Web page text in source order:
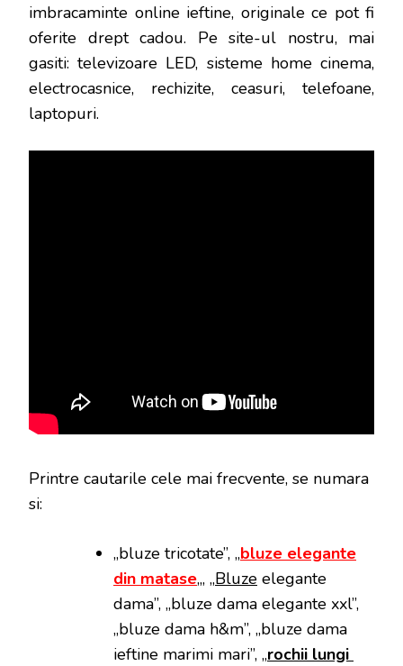
imbracaminte online ieftine, originale ce pot fi
oferite drept cadou. Pe site-ul nostru, mai
gasiti: televizoare LED, sisteme home cinema,
electrocasnice, rechizite, ceasuri, telefoane,
laptopuri.
Printre cautarile cele mai frecvente, se numara
si:
„bluze tricotate”, „bluze elegante
din matase„, „Bluze elegante
dama”, „bluze dama elegante xxl”,
„bluze dama h&m”, „bluze dama
ieftine marimi mari”, „rochii lungi